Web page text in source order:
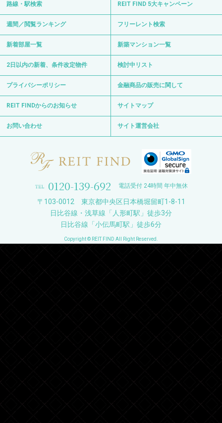
路線・駅検索 REIT FIND 5大キャンペーン
週間／閲覧ランキング フリーレント検索
新着部屋一覧 新築マンション一覧
2日以内の新着、条件改定物件 検討中リスト
プライバシーポリシー 金融商品の販売に関して
REIT FINDからのお知らせ サイトマップ
お問い合わせ サイト運営会社
0120-139-692 電話受付 24時間 年中無休
〒103-0012 東京都中央区日本橋堀留町1-8-11
日比谷線・浅草線「人形町駅」徒歩3分
日比谷線「小伝馬町駅」徒歩6分
Copyright © REIT FIND All Right Reserved.